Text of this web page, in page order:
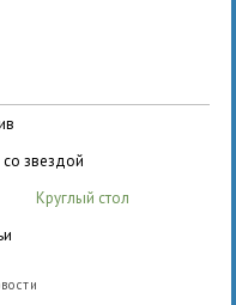
со звездой
круглый стол